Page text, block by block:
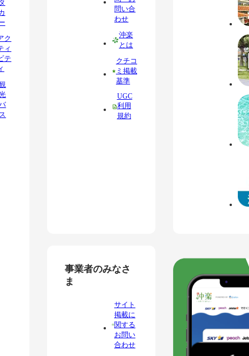
ク
ィ
テ
問い合
わせ
沖楽
とは
クチコ
ミ掲載
基準
UGC
利用
規約
事業者のみなさ
ま
サイト
掲載に
関する
お問い
合わせ